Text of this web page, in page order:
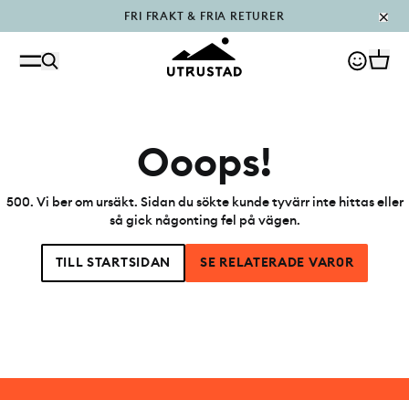
PÅFYLLT I OUTLET
Ooops!
500. Vi ber om ursäkt. Sidan du sökte kunde tyvärr inte hittas eller
så gick någonting fel på vägen.
TILL STARTSIDAN SE RELATERADE VAR0R